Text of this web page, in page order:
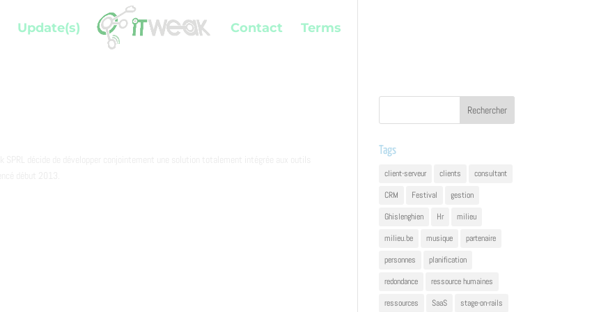
Update(s) Contact Terms
Tags
client-serveur clients
consultant
CRM
Festival
gestion
Ghislenghien
Hr
milieu
milieu.be
musique
partenaire
personnes
planification
redondance
ressource humaines
ressources
SaaS
stage-on-rails